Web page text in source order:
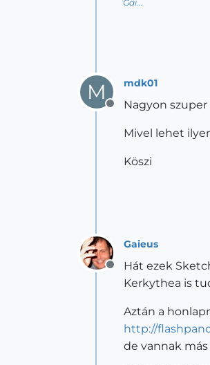
Gai...
M
Offline
mdk01
Nagyon szuper
Mivel lehet
Köszi
Offline
Gaieus
Hát ezek
Kerkythea is
Aztán a
http://
de vannak más